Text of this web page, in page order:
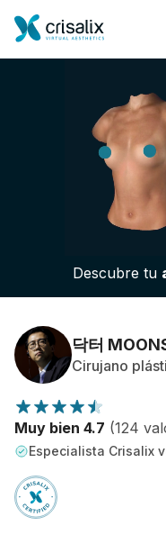
Página de inicio
Plataforma 3D de
Planes y Precios
Reseñas de
Descubre tu
닥터
Cirujano
Muy bien 4.7 (124
Especialista Crisalix